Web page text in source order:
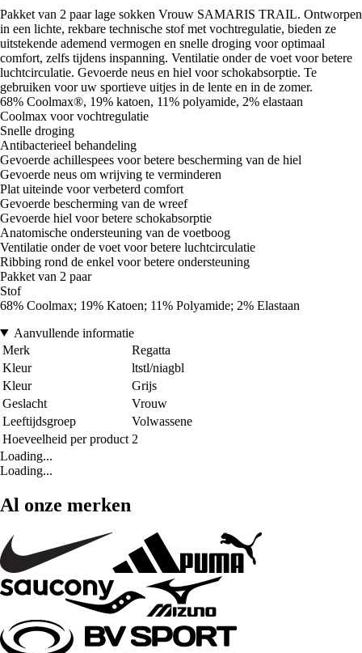
Pakket van 2 paar lage sokken Vrouw SAMARIS TRAIL. Ontworpen
in een lichte, rekbare technische stof met vochtregulatie, bieden ze
uitstekende ademend vermogen en snelle droging voor optimaal
comfort, zelfs tijdens inspanning. Ventilatie onder de voet voor betere
luchtcirculatie. Gevoerde neus en hiel voor schokabsorptie. Te
gebruiken voor uw sportieve uitjes in de lente en in de zomer.
68% Coolmax®, 19% katoen, 11% polyamide, 2% elastaan
Coolmax voor vochtregulatie
Snelle droging
Antibacterieel behandeling
Gevoerde achillespees voor betere bescherming van de hiel
Gevoerde neus om wrijving te verminderen
Plat uiteinde voor verbeterd comfort
Gevoerde bescherming van de wreef
Gevoerde hiel voor betere schokabsorptie
Anatomische ondersteuning van de voetboog
Ventilatie onder de voet voor betere luchtcirculatie
Ribbing rond de enkel voor betere ondersteuning
Pakket van 2 paar
Stof
68% Coolmax; 19% Katoen; 11% Polyamide; 2% Elastaan
Aanvullende informatie
Merk
Regatta
Kleur
ltstl/niagbl
Kleur
Grijs
Geslacht
Vrouw
Leeftijdsgroep
Volwassene
Hoeveelheid per product 2
Loading...
Loading...
Al onze merken